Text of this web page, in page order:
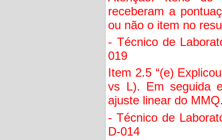
receberam a
ou não o item no
- Técnico de
019
Item 2.5 “(e)
vs L). Em seguida
ajuste linear do
- Técnico de
D-014